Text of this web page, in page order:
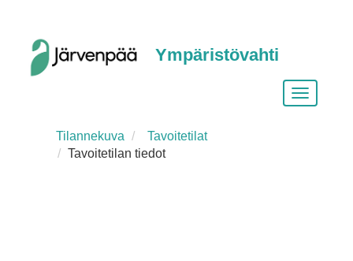
Ympäristövahti
Vaihda
Tilannekuva
Tavoitetilat
Tavoitetilan tiedot